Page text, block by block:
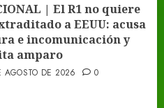
| El R1 no quiere
a EEUU: acusa
e incomunicación y
amparo
AGOSTO DE 2026 0